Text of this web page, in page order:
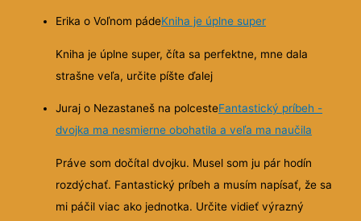
Erika o Voľnom pádeKniha je úplne super
Kniha je úplne super, číta sa perfektne, mne dala
strašne veľa, určite píšte ďalej
Juraj o Nezastaneš na polcesteFantastický príbeh -
dvojka ma nesmierne obohatila a veľa ma naučila
Práve som dočítal dvojku. Musel som ju pár hodín
rozdýchať. Fantastický príbeh a musím napísať, že sa
mi páčil viac ako jednotka. Určite vidieť výrazný